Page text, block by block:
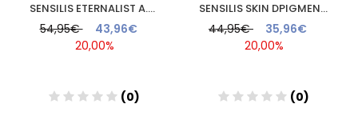
SENSILIS ETERNALIST A.G.E. RETINOL CREMA 1 ENVASE 50 ML
54,95€
43,96€
20,00%
(0)
SENSILIS SKIN DPIGMENT SERUM ATX B3 1 ENVASE 30 ML
44,95€
35,96€
20,00%
(0)